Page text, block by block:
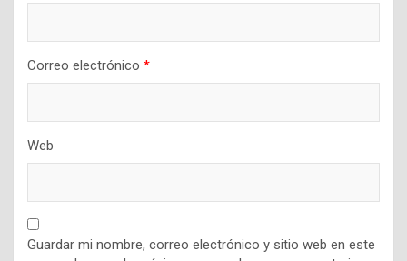
Correo electrónico *
Web
Guardar mi nombre, correo electrónico y sitio web en este